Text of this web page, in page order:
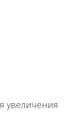
увеличения